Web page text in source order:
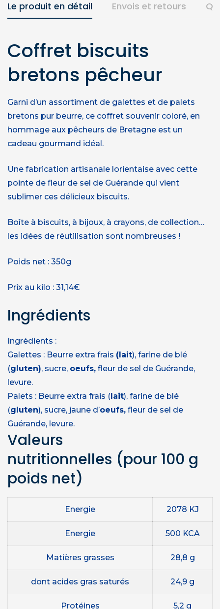
Le produit en détail Envois et retours
Coffret biscuits
bretons pêcheur
Garni d’un assortiment de galettes et de palets
bretons pur beurre, ce coffret souvenir coloré, en
hommage aux pêcheurs de Bretagne est un
cadeau gourmand idéal.
Une fabrication artisanale lorientaise avec cette
pointe de fleur de sel de Guérande qui vient
sublimer ces délicieux biscuits.
Boîte à biscuits, à bijoux, à crayons, de collection…
les idées de réutilisation sont nombreuses !
Poids net : 350g
Prix au kilo : 31,14€
Ingrédients
Ingrédients :
Galettes : Beurre extra frais (lait), farine de blé
(gluten), sucre, oeufs, fleur de sel de Guérande,
levure.
Palets : Beurre extra frais (lait), farine de blé
(gluten), sucre, jaune d’oeufs, fleur de sel de
Guérande, levure.
Valeurs
nutritionnelles (pour 100 g
poids net)
Energie 2078 KJ
Energie 500 KCA
Matières grasses 28,8 g
dont acides gras saturés 24,9 g
Protéines 5,2 g